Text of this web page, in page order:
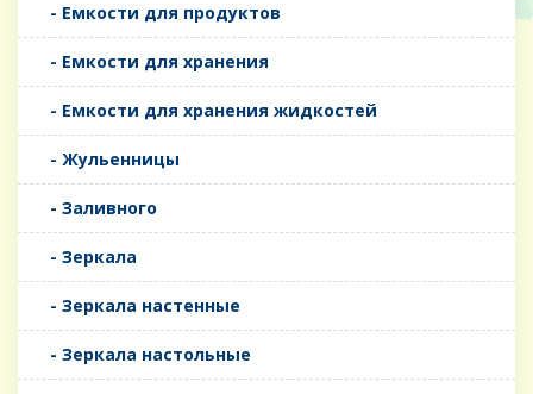
- Емкости для продуктов
- Емкости для хранения
- Емкости для хранения жидкостей
- Жульенницы
- Заливного
- Зеркала
- Зеркала настенные
- Зеркала настольные